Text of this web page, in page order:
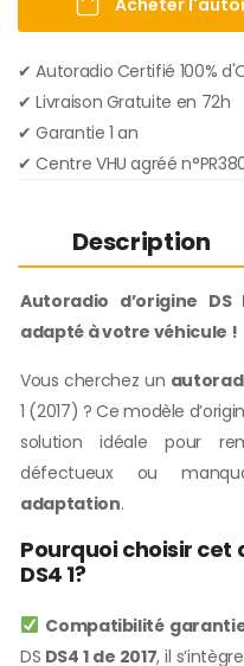
✔ Autoradio Certifié 100%
✔︎ Livraison Gratuite en 72h
✔︎ Garantie 1 an
✔︎ Centre VHU agréé
Description
Autoradio d’origine
adapté à votre véhicule !
Vous cherchez un
1 (2017) ? Ce modèle
solution idéale pour
défectueux ou
adaptation.
Pourquoi choisir cet
DS4 1?
Compatibilité
DS DS4 1 de 2017, il